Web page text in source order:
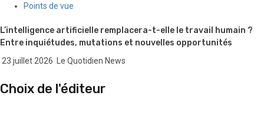
Points de vue
L’intelligence artificielle remplacera-t-elle le travail humain ?
Entre inquiétudes, mutations et nouvelles opportunités
23 juillet 2026 Le Quotidien News
Choix de l'éditeur